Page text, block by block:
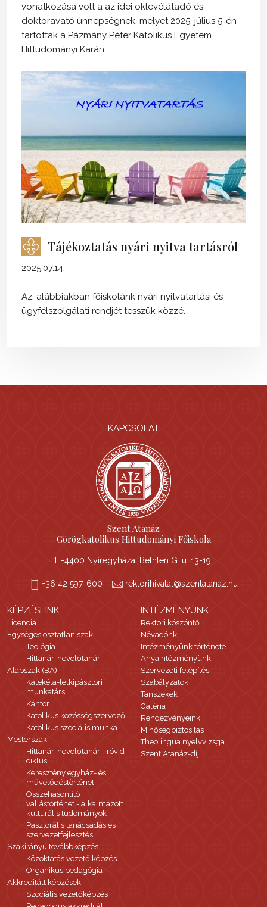
vonatkozása volt a az idei oklevélátadó és
doktoravató ünnepségnek, melyet 2025. július 5-én
tartottak a Pázmány Péter Katolikus Egyetem
Hittudományi Karán.
Tájékoztatás nyári nyitva tartásról
2025.07.14.
Az. alábbiakban főiskolánk nyári nyitvatartási és
ügyfélszolgálati rendjét tesszük közzé.
KAPCSOLAT
Szent Atanáz
Görögkatolikus Hittudományi Főiskola
H-4400 Nyíregyháza, Bethlen G. u. 13-19.
+36 42 597-600 rektorihivatal@szentatanaz.hu
KÉPZÉSEINK
Licencia
Egységes osztatlan szak
Teológia
Hittanár-nevelőtanár
Alapszak (BA)
Katekéta-lelkipásztori
munkatárs
Kántor
Katolikus közösségszervező
Katolikus szociális munka
Mesterszak
Hittanár-nevelőtanár - rövid
ciklus
Keresztény egyház- és
művelődéstörténet
Összehasonlító
vallástörténet - alkalmazott
kulturális tudományok
Pasztorális tanácsadás és
szervezetfejlesztés
Szakirányú továbbképzés
Közoktatás vezető képzés
Organikus pedagógia
Akkreditált képzések
Szociális vezetőképzés
INTÉZMÉNYÜNK
Rektori köszöntő
Névadónk
Intézményünk története
Anyaintézményünk
Szervezeti felépítés
Szabályzatok
Tanszékek
Galéria
Rendezvényeink
Minőségbiztosítás
Theolingua nyelvvizsga
Szent Atanáz-díj